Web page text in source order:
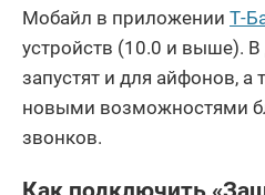
Мобайл в приложении Т-
устройств (10.0 и выше).
запустят и для айфонов, а
новыми возможностями
звонков.